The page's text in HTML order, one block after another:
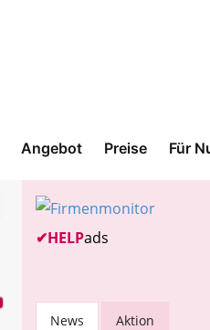
Angebot Preise Für
✔HELPads
News Aktion